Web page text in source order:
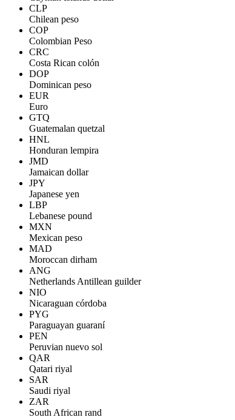
CLP
Chilean peso
COP
Colombian Peso
CRC
Costa Rican colón
DOP
Dominican peso
EUR
Euro
GTQ
Guatemalan quetzal
HNL
Honduran lempira
JMD
Jamaican dollar
JPY
Japanese yen
LBP
Lebanese pound
MXN
Mexican peso
MAD
Moroccan dirham
ANG
Netherlands Antillean guilder
NIO
Nicaraguan córdoba
PYG
Paraguayan guaraní
PEN
Peruvian nuevo sol
QAR
Qatari riyal
SAR
Saudi riyal
ZAR
South African rand